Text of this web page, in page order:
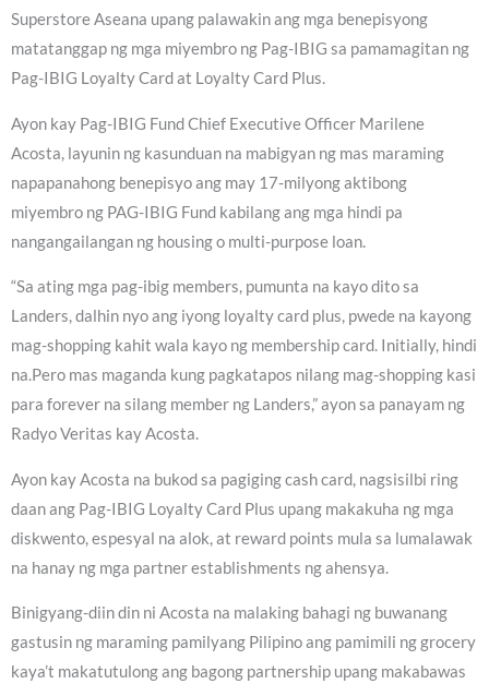
Superstore Aseana upang palawakin ang mga benepisyong
matatanggap ng mga miyembro ng Pag-IBIG sa pamamagitan ng
Pag-IBIG Loyalty Card at Loyalty Card Plus.
Ayon kay Pag-IBIG Fund Chief Executive Officer Marilene
Acosta, layunin ng kasunduan na mabigyan ng mas maraming
napapanahong benepisyo ang may 17-milyong aktibong
miyembro ng PAG-IBIG Fund kabilang ang mga hindi pa
nangangailangan ng housing o multi-purpose loan.
“Sa ating mga pag-ibig members, pumunta na kayo dito sa
Landers, dalhin nyo ang iyong loyalty card plus, pwede na kayong
mag-shopping kahit wala kayo ng membership card. Initially, hindi
na.Pero mas maganda kung pagkatapos nilang mag-shopping kasi
para forever na silang member ng Landers,” ayon sa panayam ng
Radyo Veritas kay Acosta.
Ayon kay Acosta na bukod sa pagiging cash card, nagsisilbi ring
daan ang Pag-IBIG Loyalty Card Plus upang makakuha ng mga
diskwento, espesyal na alok, at reward points mula sa lumalawak
na hanay ng mga partner establishments ng ahensya.
Binigyang-diin din ni Acosta na malaking bahagi ng buwanang
gastusin ng maraming pamilyang Pilipino ang pamimili ng grocery
kaya’t makatutulong ang bagong partnership upang makabawas